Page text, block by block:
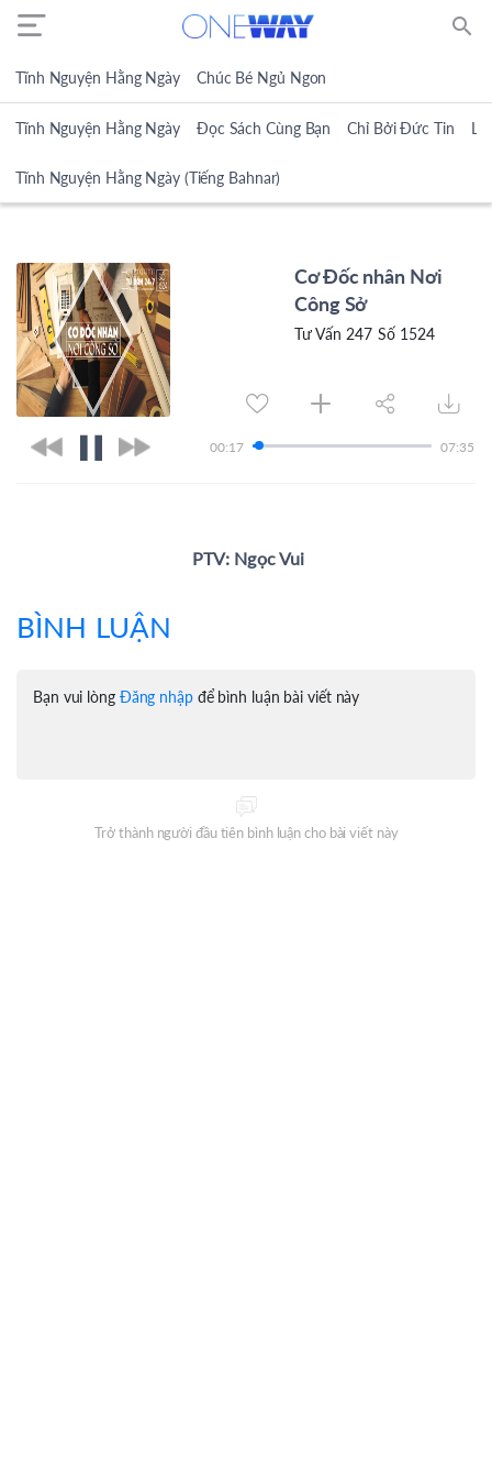
search
Tĩnh Nguyện Hằng Ngày Chúc Bé Ngủ Ngon
Tĩnh Nguyện Hằng Ngày Đọc Sách Cùng Bạn Chỉ Bởi Đức Tin
Tĩnh Nguyện Hằng Ngày (Tiếng Bahnar)
Cơ Đốc nhân Nơi
Công Sở
Tư Vấn 247 Số 1524
00:17 07:35
PTV: Ngọc Vui
BÌNH LUẬN
Bạn vui lòng Đăng nhậpđể bình luận bài viết này
Trở thành người đầu tiên bình luận cho bài viết này